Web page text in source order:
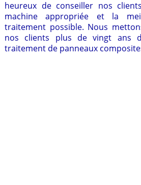
heureux de conseiller nos
machine appropriée et la
traitement possible. Nous
nos clients plus de vingt ans
traitement de panneaux